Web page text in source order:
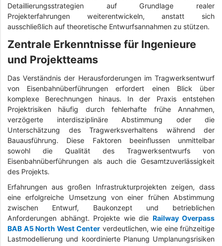
Detaillierungsstrategien auf Grundlage realer
Projekterfahrungen weiterentwickeln, anstatt sich
ausschließlich auf theoretische Entwurfsannahmen zu stützen.
Zentrale Erkenntnisse für Ingenieure
und Projektteams
Das Verständnis der Herausforderungen im Tragwerksentwurf
von Eisenbahnüberführungen erfordert einen Blick über
komplexe Berechnungen hinaus. In der Praxis entstehen
Projektrisiken häufig durch fehlerhafte frühe Annahmen,
verzögerte interdisziplinäre Abstimmung oder die
Unterschätzung des Tragwerksverhaltens während der
Bauausführung. Diese Faktoren beeinflussen unmittelbar
sowohl die Qualität des Tragwerksentwurfs von
Eisenbahnüberführungen als auch die Gesamtzuverlässigkeit
des Projekts.
Erfahrungen aus großen Infrastrukturprojekten zeigen, dass
eine erfolgreiche Umsetzung von einer frühen Abstimmung
zwischen Entwurf, Baukonzept und betrieblichen
Anforderungen abhängt. Projekte wie die Railway Overpass
BAB A5 North West Center verdeutlichen, wie eine frühzeitige
Lastmodellierung und koordinierte Planung Umplanungsrisiken